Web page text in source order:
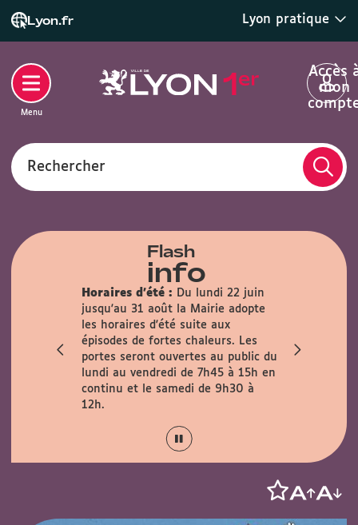
Lyon.fr Lyon pratique
Rechercher
Accès
mon
Menu
Flash
info
Horaires d'été :
Du lundi 22 juin
jusqu'au 31 août la Mairie adopte
les horaires d'été suite aux
épisodes de fortes chaleurs. Les
portes seront ouvertes au public du
lundi au vendredi de 7h45 à 15h en
continu et le samedi de 9h30 à
12h.